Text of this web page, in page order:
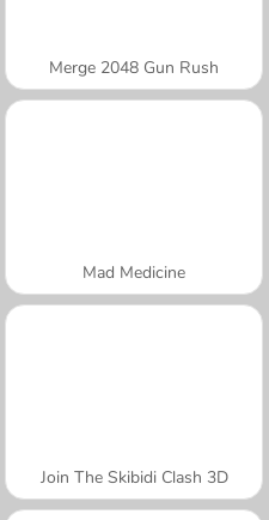
Merge 2048 Gun Rush
Mad Medicine
Join The Skibidi Clash 3D